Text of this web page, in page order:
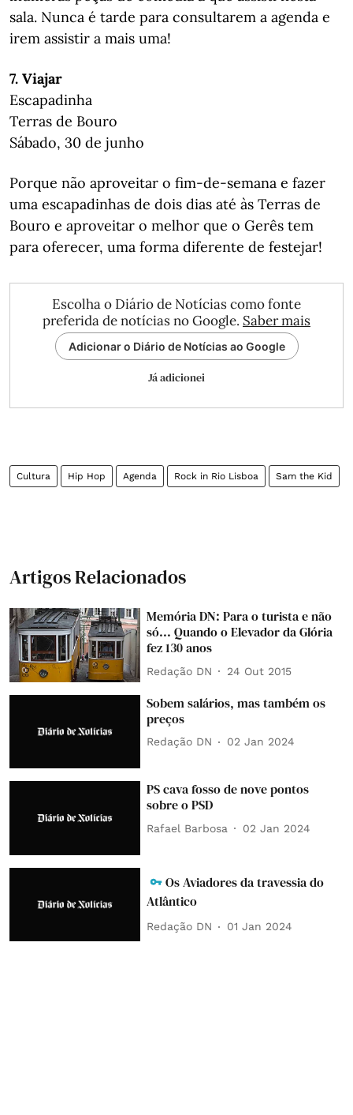
sala. Nunca é tarde para consultarem a agenda e
irem assistir a mais uma!
7. Viajar
Escapadinha
Terras de Bouro
Sábado, 30 de junho
Porque não aproveitar o fim-de-semana e fazer
uma escapadinhas de dois dias até às Terras de
Bouro e aproveitar o melhor que o Gerês tem
para oferecer, uma forma diferente de festejar!
Escolha o Diário de Notícias como fonte
preferida de notícias no Google. Saber mais
Adicionar o Diário de Notícias ao Google
Já adicionei
Cultura Hip Hop Agenda Rock in Rio Lisboa Sam the Kid
Artigos Relacionados
Memória DN: Para o turista e não
só... Quando o Elevador da Glória
fez 130 anos
Redação DN 24 Out 2015
Sobem salários, mas também os
preços
Redação DN 02 Jan 2024
PS cava fosso de nove pontos
sobre o PSD
Rafael Barbosa 02 Jan 2024
Os Aviadores da travessia do
Atlântico
Redação DN 01 Jan 2024